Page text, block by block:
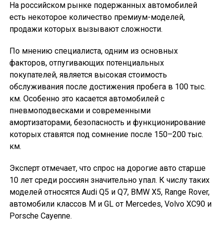
На российском рынке подержанных автомобилей
есть некоторое количество премиум-моделей,
продажи которых вызывают сложности.
По мнению специалиста, одним из основных
факторов, отпугивающих потенциальных
покупателей, является высокая стоимость
обслуживания после достижения пробега в 100 тыс.
км. Особенно это касается автомобилей с
пневмоподвесками и современными
амортизаторами, безопасность и функционирование
которых ставятся под сомнение после 150–200 тыс.
км.
Эксперт отмечает, что спрос на дорогие авто старше
10 лет среди россиян значительно упал. К числу таких
моделей относятся Audi Q5 и Q7, BMW X5, Range Rover,
автомобили классов M и GL от Mercedes, Volvo XC90 и
Porsche Cayenne.